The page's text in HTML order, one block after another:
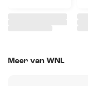
Meer van WNL